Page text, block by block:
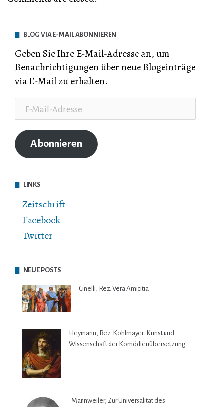
BLOG VIA E-MAIL ABONNIEREN
Geben Sie Ihre E-Mail-Adresse an, um
Benachrichtigungen über neue Blogeinträge
via E-Mail zu erhalten.
Mail-
Adresse
Abonnieren
LINKS
Zeitschrift
Facebook
Twitter
NEUE POSTS
Cinelli, Rez. Vera Amicitia
Heymann, Rez. Kohlmayer: Kunst und
Wissenschaft der Komödienübersetzung
Mannweiler, Zur Universalität des